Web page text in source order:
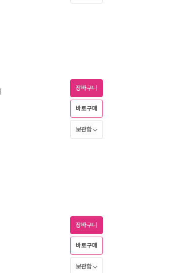
장바구니
바로구매
보관함
장바구니
바로구매
보관함